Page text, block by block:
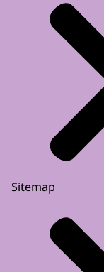
Sitemap